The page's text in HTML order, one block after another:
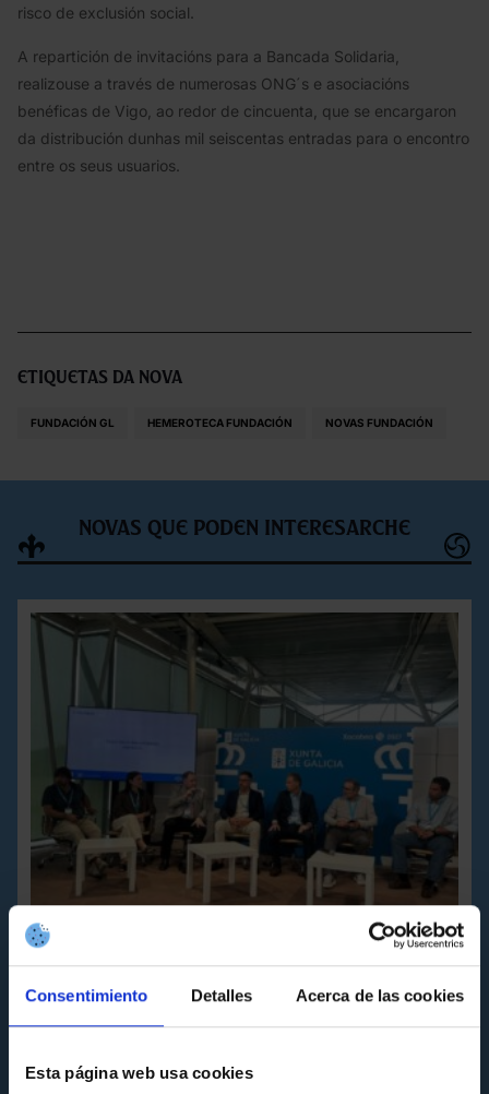
Consentimiento Detalles Acerca de las cookies
Esta página web usa cookies
risco de exclusión social.
A repartición de invitacións para a Bancada Solidaria,
realizouse a través de numerosas ONG´s e asociacións
benéficas de Vigo, ao redor de cincuenta, que se encargaron
da distribución dunhas mil seiscentas entradas para o encontro
entre os seus usuarios.
Etiquetas da nova
FUNDACIÓN GL HEMEROTECA FUNDACIÓN NOVAS FUNDACIÓN
Novas que poden interesarche
sustentabilidade na xornada MentoringLAB